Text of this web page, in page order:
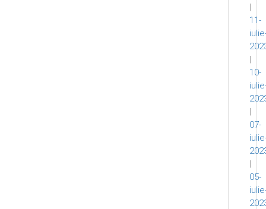
|
11-
|
10-
|
07-
|
05-